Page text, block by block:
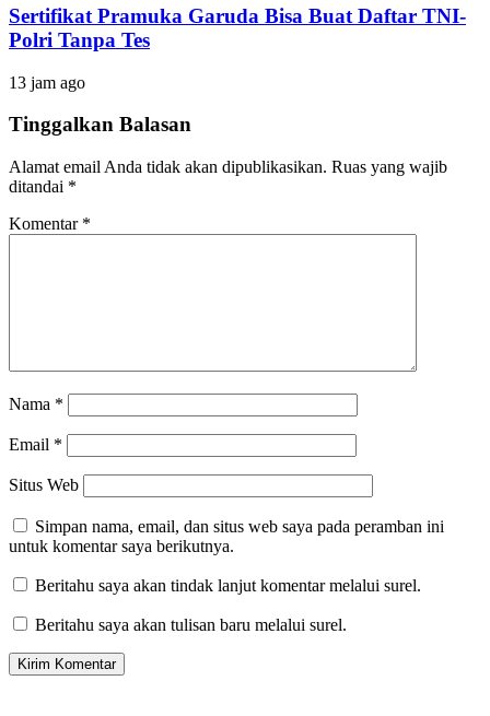
Sertifikat Pramuka Garuda Bisa Buat Daftar TNI-
Polri Tanpa Tes
13 jam ago
Tinggalkan Balasan
Alamat email Anda tidak akan dipublikasikan. Ruas yang wajib
ditandai *
Komentar *
Nama *
Email *
Situs Web
Simpan nama, email, dan situs web saya pada peramban ini
untuk komentar saya berikutnya.
Beritahu saya akan tindak lanjut komentar melalui surel.
Beritahu saya akan tulisan baru melalui surel.